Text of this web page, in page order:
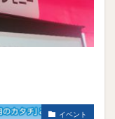
イベント